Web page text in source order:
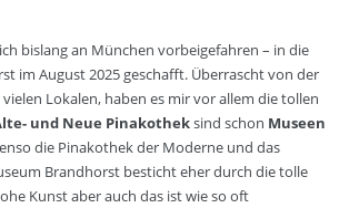
bislang an München vorbeigefahren – in die
im August 2025 geschafft. Überrascht von der
Lokalen, haben es mir vor allem die tollen
und Neue Pinakotheksind schon Museen
die Pinakothek der Moderne und das
Brandhorst besticht eher durch die tolle
Kunst aber auch das ist wie so oft